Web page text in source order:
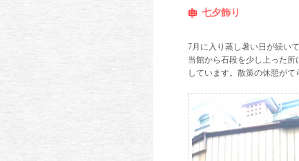
七夕飾り
7月に入り蒸し暑い日が続い
当館から石段を少し上った
しています。散策の休憩がて